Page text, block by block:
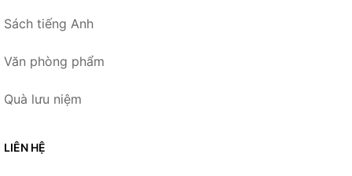
Sách tiếng Anh
Văn phòng phẩm
Quà lưu niệm
LIÊN HỆ